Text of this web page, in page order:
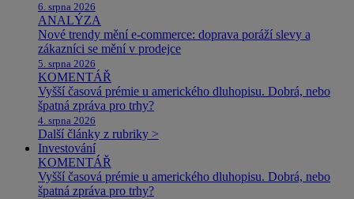
6. srpna 2026
ANALÝZA
Nové trendy mění e-commerce: doprava poráží slevy a
zákazníci se mění v prodejce
5. srpna 2026
KOMENTÁŘ
Vyšší časová prémie u amerického dluhopisu. Dobrá, nebo
špatná zpráva pro trhy?
4. srpna 2026
Další články z rubriky >
Investování
KOMENTÁŘ
Vyšší časová prémie u amerického dluhopisu. Dobrá, nebo
špatná zpráva pro trhy?